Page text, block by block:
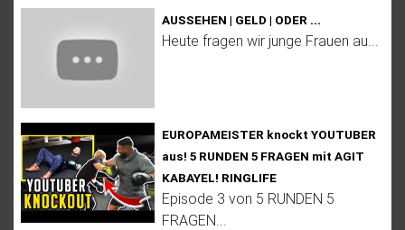
AUSSEHEN | GELD | ODER ...
Heute fragen wir junge Frauen au...
EUROPAMEISTER knockt YOUTUBER
aus! 5 RUNDEN 5 FRAGEN mit AGIT
KABAYEL! RINGLIFE
Episode 3 von 5 RUNDEN 5
FRAGEN...